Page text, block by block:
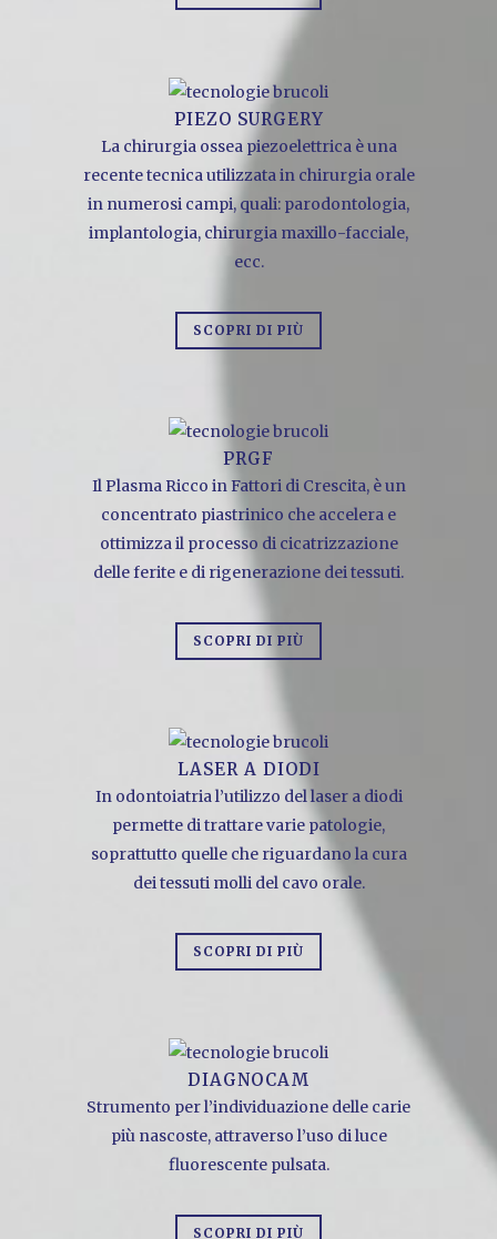
PIEZO SURGERY
La chirurgia ossea piezoelettrica è una
recente tecnica utilizzata in chirurgia orale
in numerosi campi, quali: parodontologia,
implantologia, chirurgia maxillo-facciale,
ecc.
SCOPRI DI PIÙ
PRGF
Il Plasma Ricco in Fattori di Crescita, è un
concentrato piastrinico che accelera e
ottimizza il processo di cicatrizzazione
delle ferite e di rigenerazione dei tessuti.
SCOPRI DI PIÙ
LASER A DIODI
In odontoiatria l’utilizzo del laser a diodi
permette di trattare varie patologie,
soprattutto quelle che riguardano la cura
dei tessuti molli del cavo orale.
SCOPRI DI PIÙ
DIAGNOCAM
Strumento per l’individuazione delle carie
più nascoste, attraverso l’uso di luce
fluorescente pulsata.
SCOPRI DI PIÙ